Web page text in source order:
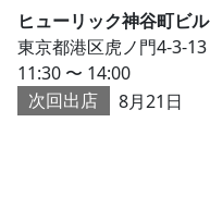
ヒューリック神谷町ビル
東京都港区虎ノ門4-3-13
11:30 〜 14:00
次回出店
8月21日